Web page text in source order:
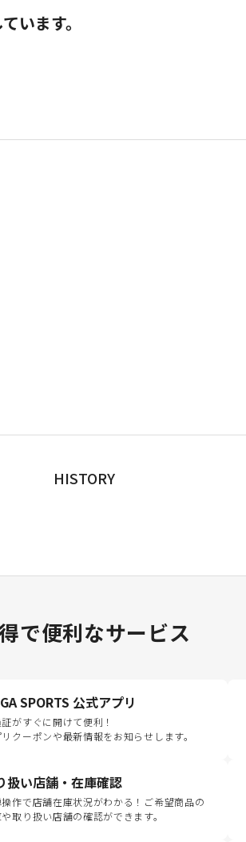
います。
HISTORY
で便利なサービス
SPORTS 公式アプリ
がすぐに開けて便利！
クーポンや最新情報をお知らせします。
扱い店舗・在庫確認
作で店舗在庫状況がわかる！ご希望商品の
取り扱い店舗の確認ができます。